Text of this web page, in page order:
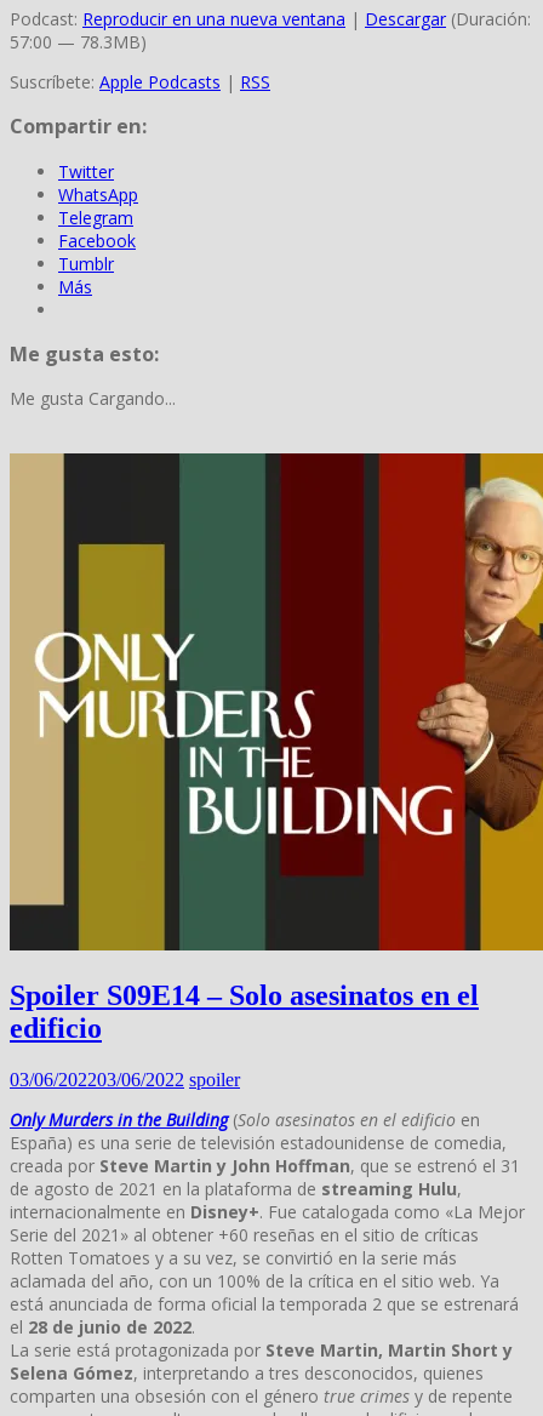
Podcast: Reproducir en una nueva ventana | Descargar (Duración:
57:00 — 78.3MB)
Suscríbete: Apple Podcasts | RSS
Compartir en:
Twitter
WhatsApp
Telegram
Facebook
Tumblr
Más
Me gusta esto:
Me gusta Cargando...
Spoiler S09E14 – Solo asesinatos en el
edificio
03/06/202203/06/2022 spoiler
Only Murders in the Building (Solo asesinatos en el edificio en
España) es una serie de televisión estadounidense de comedia,
creada por Steve Martin y John Hoffman, que se estrenó el 31
de agosto de 2021 en la plataforma de streaming Hulu,
internacionalmente en Disney+. Fue catalogada como «La Mejor
Serie del 2021» al obtener +60 reseñas en el sitio de críticas
Rotten Tomatoes y a su vez, se convirtió en la serie más
aclamada del año, con un 100% de la crítica en el sitio web. Ya
está anunciada de forma oficial la temporada 2 que se estrenará
el 28 de junio de 2022.
La serie está protagonizada por Steve Martin, Martin Short y
Selena Gómez, interpretando a tres desconocidos, quienes
comparten una obsesión con el género true crimes y de repente